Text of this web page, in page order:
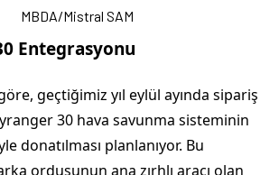
MBDA/Mistral SAM
Entegrasyonu
geçtiğimiz yıl eylül ayında sipariş
30 hava savunma sisteminin
donatılması planlanıyor. Bu
ordusunun ana zırhlı aracı olan